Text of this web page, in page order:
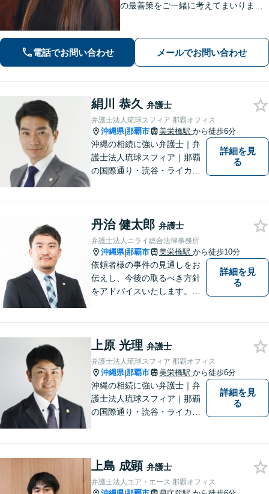
の最善策をご一緒に考えてまいりま
【FP1級・宅地建物取引士・銀行業務
検定の資格あり】【WEB面談可】
電話でお問い合わせ メールでお問い合わせ
絹川 恭久 弁護士
弁護士法人琉球スフィア 那覇オフィス
沖縄県|那覇市 美栄橋駅 から徒歩6分
沖縄の相続に強い弁護士｜弁
護士法人琉球スフィア｜那覇
の国際通り・読谷・ライカム
を手掛けていきたいと思って
おります。どうぞよろしくお
願いします。
詳細を見
る
丹治 健太郎 弁護士
弁護士法人ニライ総合法律事務所
沖縄県|那覇市 美栄橋駅 から徒歩10分
依頼者様の事件の見通しをお
伝えし、今後の取るべき方針
をアドバイスいたします。徹
詳細を見
る
上原 光理 弁護士
弁護士法人琉球スフィア 那覇オフィス
沖縄県|那覇市 美栄橋駅 から徒歩6分
沖縄の相続に強い弁護士｜弁
護士法人琉球スフィア｜那覇
の国際通り・読谷・ライカム
す。お気軽にご連絡くださ
い！
詳細を見
る
上島 成顕 弁護士
弁護士法人ユア・エース 那覇オフィス